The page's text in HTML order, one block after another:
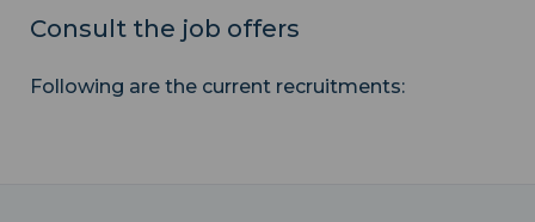
Consult the job offers
Following are the current recruitments: